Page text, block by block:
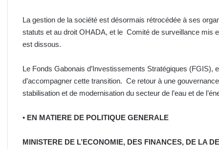
La gestion de la société est désormais rétrocédée à ses
statuts et au droit OHADA, et le Comité de surveillance mis
est dissous.
Le Fonds Gabonais d’Investissements Stratégiques (FGIS),
d’accompagner cette transition. Ce retour à une
stabilisation et de modernisation du secteur de l’eau et de
• EN MATIERE DE POLITIQUE GENERALE
MINISTERE DE L’ECONOMIE, DES FINANCES, DE LA